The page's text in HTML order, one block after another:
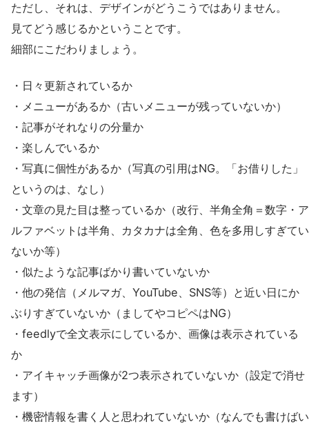
ただし、それは、デザインがどうこうではありません。
見てどう感じるかということです。
細部にこだわりましょう。
・日々更新されているか
・メニューがあるか（古いメニューが残っていないか）
・記事がそれなりの分量か
・楽しんでいるか
・写真に個性があるか（写真の引用はNG。「お借りした」
というのは、なし）
・文章の見た目は整っているか（改行、半角全角＝数字・ア
ルファベットは半角、カタカナは全角、色を多用しすぎてい
ないか等）
・似たような記事ばかり書いていないか
・他の発信（メルマガ、YouTube、SNS等）と近い日にか
ぶりすぎていないか（ましてやコピペはNG）
・feedlyで全文表示にしているか、画像は表示されている
か
・アイキャッチ画像が2つ表示されていないか（設定で消せ
ます）
・機密情報を書く人と思われていないか（なんでも書けばい